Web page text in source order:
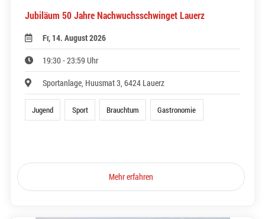
Jubiläum 50 Jahre Nachwuchsschwinget Lauerz
Fr, 14. August 2026
19:30 - 23:59 Uhr
Sportanlage, Huusmat 3, 6424 Lauerz
Jugend Sport Brauchtum Gastronomie
Mehr erfahren